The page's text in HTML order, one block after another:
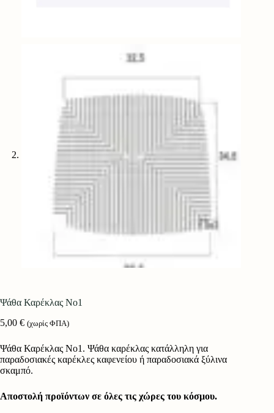
Ψάθα Καρέκλας Νο1
5,00 € (χωρίς ΦΠΑ)
Ψάθα Καρέκλας Νο1. Ψάθα καρέκλας κατάλληλη για
παραδοσιακές καρέκλες καφενείου ή παραδοσιακά ξύλινα
σκαμπό.
Αποστολή προϊόντων σε όλες τις χώρες του κόσμου.